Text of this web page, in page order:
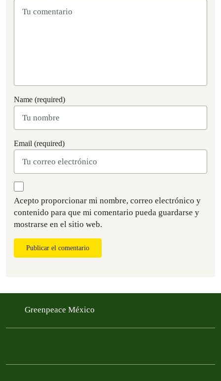
Name (required)
Email (required)
Acepto proporcionar mi nombre, correo electrónico y
contenido para que mi comentario pueda guardarse y
mostrarse en el sitio web.
Publicar el comentario
Greenpeace México